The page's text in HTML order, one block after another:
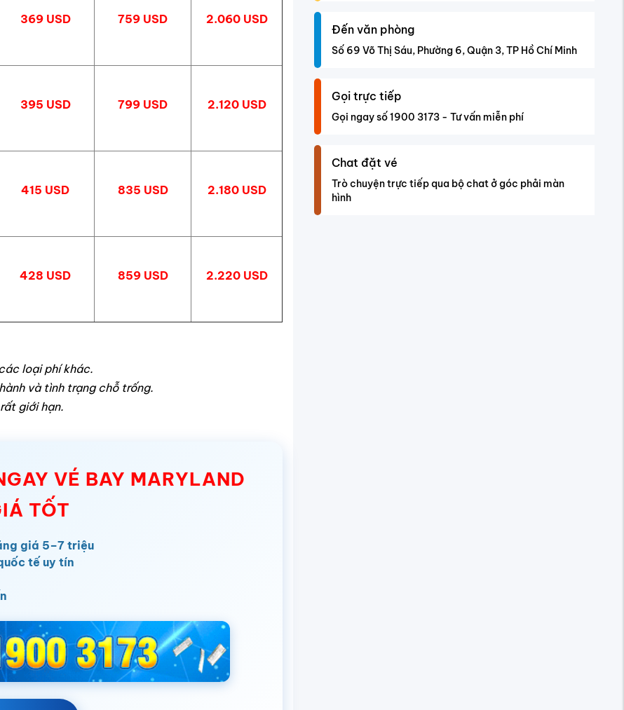
369 USD 759 USD 2.060 USD
395 USD 799 USD 2.120 USD
415 USD 835 USD 2.180 USD
428 USD 859 USD 2.220 USD
loại phí khác.
và tình trạng chỗ trống.
giới hạn.
VÉ BAY MARYLAND
TỐT
giá 5–7 triệu
tế uy tín
Đến văn phòng
Số 69 Võ Thị Sáu, Phường 6, Quận 3, TP Hồ Chí Minh
Gọi trực tiếp
Gọi ngay số 1900 3173 - Tư vấn miễn phí
Chat đặt vé
Trò chuyện trực tiếp qua bộ chat ở góc phải màn
hình